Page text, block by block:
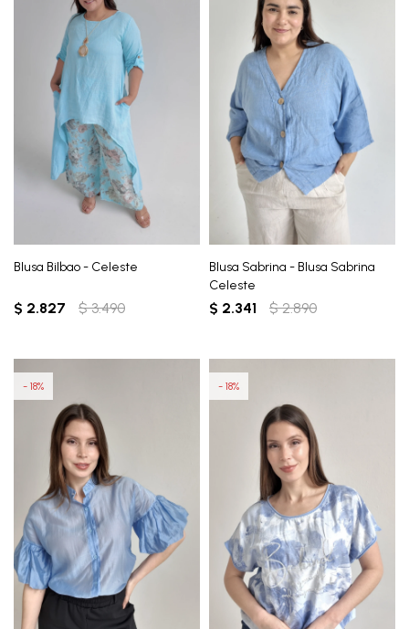
Blusa Bilbao - Celeste
$ 2.827 $ 3.490
Blusa Sabrina - Blusa Sabrina
Celeste
$ 2.341 $ 2.890
18 18